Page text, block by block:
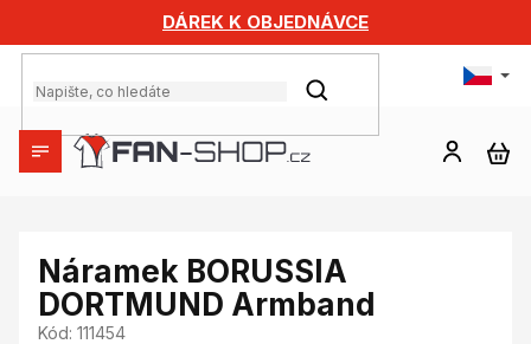
obsah
DÁREK K OBJEDNÁVCE
HLEDAT
Náramek BORUSSIA
DORTMUND Armband
Kód: 111454